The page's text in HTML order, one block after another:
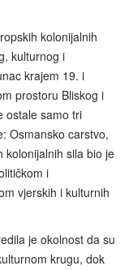
kolonijalnih
kulturnog i
krajem 19. i
prostoru Bliskog i
ostale samo tri
Osmansko carstvo,
kolonijalnih sila bio je
i
vjerskih i kulturnih
je okolnost da su
krugu, dok